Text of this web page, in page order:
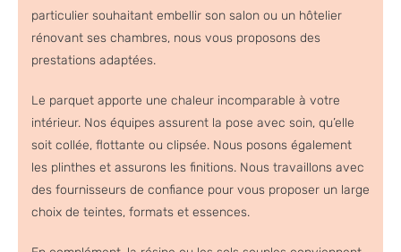
particulier souhaitant embellir son salon ou un hôtelier
rénovant ses chambres, nous vous proposons des
prestations adaptées.
Le parquet apporte une chaleur incomparable à votre
intérieur. Nos équipes assurent la pose avec soin, qu’elle
soit collée, flottante ou clipsée. Nous posons également
les plinthes et assurons les finitions. Nous travaillons avec
des fournisseurs de confiance pour vous proposer un large
choix de teintes, formats et essences.